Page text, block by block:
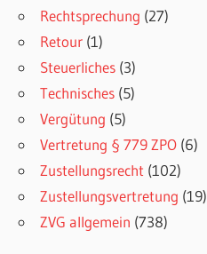
Rechtsprechung (27)
Retour (1)
Steuerliches (3)
Technisches (5)
Vergütung (5)
Vertretung § 779 ZPO (6)
Zustellungsrecht (102)
Zustellungsvertretung (19)
ZVG allgemein (738)